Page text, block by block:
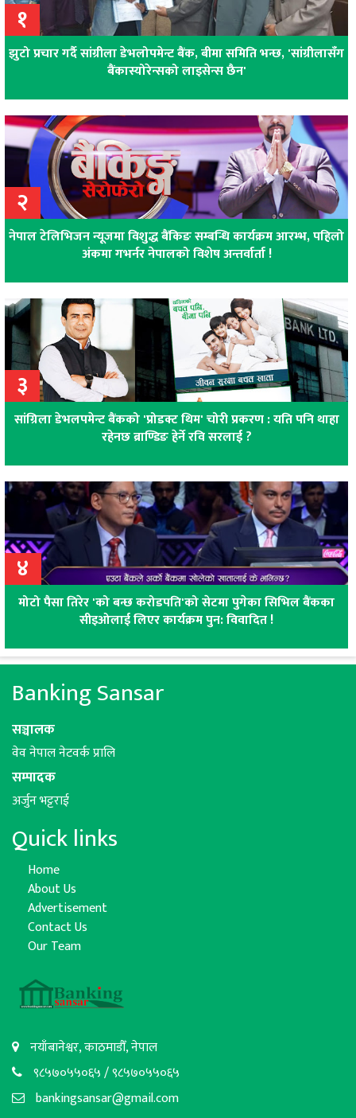
१
झुटो प्रचार गर्दै सांग्रीला डेभलोपमेन्ट बैंक, बीमा समिति भन्छ, 'सांग्रीलासँग
बैंकास्योरेन्सको लाइसेन्स छैन'
२
नेपाल टेलिभिजन न्यूजमा विशुद्ध बैंकिङ सम्बन्धि कार्यक्रम आरम्भ, पहिलो
अंकमा गभर्नर नेपालको विशेष अन्तर्वार्ता !
३
सांग्रिला डेभलपमेन्ट बैंकको 'प्रोडक्ट थिम' चोरी प्रकरण : यति पनि थाहा
रहेनछ ब्राण्डिङ हेर्ने रवि सरलाई ?
४
मोटो पैसा तिरेर 'को बन्छ करोडपति'को सेटमा पुगेका सिभिल बैंकका
सीइओलाई लिएर कार्यक्रम पुन: विवादित !
Banking Sansar
सञ्चालक
वेव नेपाल नेटवर्क प्रालि
सम्पादक
अर्जुन भट्टराई
Quick links
Home
About Us
Advertisement
Contact Us
Our Team
नयाँबानेश्वर, काठमाडौँ, नेपाल
९८५७०५५०६५ / ९८५७०५५०६५
bankingsansar@gmail.com